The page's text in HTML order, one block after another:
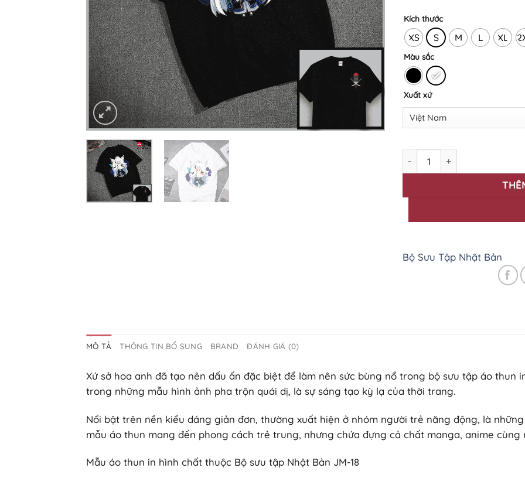
Kích thước
XS S M L XL
Màu sắc
Xuất xứ
Bộ Sưu Tập Nhật Bản
MÔ TẢ THÔNG TIN BỔ SUNG BRAND ĐÁNH GIÁ (0)
Xứ sở hoa anh đã tạo nên dấu ấn đặc biệt để làm nên sức bùng nổ trong bộ sưu tập áo thun
trong những mẫu hình ảnh pha trộn quái dị, là sự sáng tạo kỳ lạ của thời trang.
Nổi bật trên nền kiểu dáng giản đơn, thường xuất hiện ở nhóm người trẻ năng động, là
mẫu áo thun mang đến phong cách trẻ trung, nhưng chứa đựng cả chất manga, anime
Mẫu áo thun in hình chất thuộc Bộ sưu tập Nhật Bản JM-18